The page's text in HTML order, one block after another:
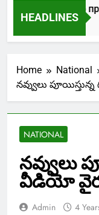
HEADLINES
Лев казино
4 Days Ago
Home
National
నవ్వులు
NATIONAL
నవ్వులు
వీడియో
Admin 4